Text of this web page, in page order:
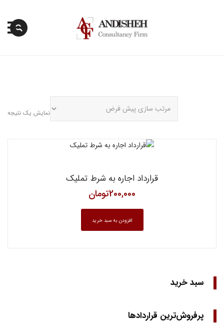
نمایش یک نتیجه
قرارداد اجاره به شرط تملیک
200,000تومان
افزودن به سبد خرید
سبد خرید
پرفروش‌ترین قراردادها